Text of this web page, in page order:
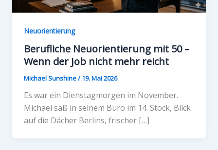
Neuorientierung
Berufliche Neuorientierung mit 50 –
Wenn der Job nicht mehr reicht
Michael Sunshine/19. Mai 2026
Es war ein Dienstagmorgen im November.
Michael saß in seinem Büro im 14. Stock, Blick
auf die Dächer Berlins, frischer […]